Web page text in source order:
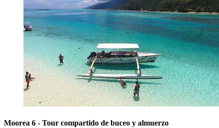
Moorea 6 - Tour compartido de buceo y almuerzo